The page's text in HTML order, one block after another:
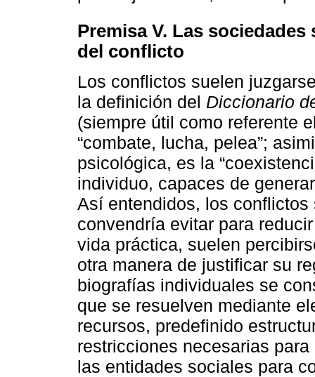
Premisa V. Las
del conflicto
Los conflictos suelen
la definición del Diccionario
(siempre útil como referente
“combate, lucha, pelea”;
psicológica, es la
individuo, capaces de
Así entendidos, los
convendría evitar para
vida práctica, suelen
otra manera de justificar su
biografías individuales se
que se resuelven mediante
recursos, predefinido
restricciones necesarias
las entidades sociales para